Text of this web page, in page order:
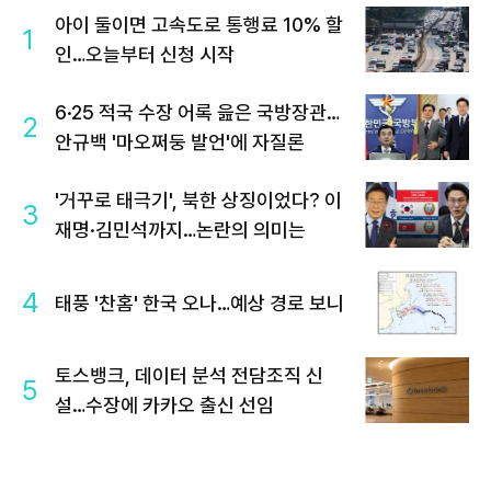
1
아이 둘이면 고속도로 통행료 10% 할
인…오늘부터 신청 시작
2
6·25 적국 수장 어록 읊은 국방장관…
안규백 '마오쩌둥 발언'에 자질론
3
'거꾸로 태극기', 북한 상징이었다? 이
재명·김민석까지…논란의 의미는
4 태풍 '찬홈' 한국 오나…예상 경로 보니
5
토스뱅크, 데이터 분석 전담조직 신
설…수장에 카카오 출신 선임